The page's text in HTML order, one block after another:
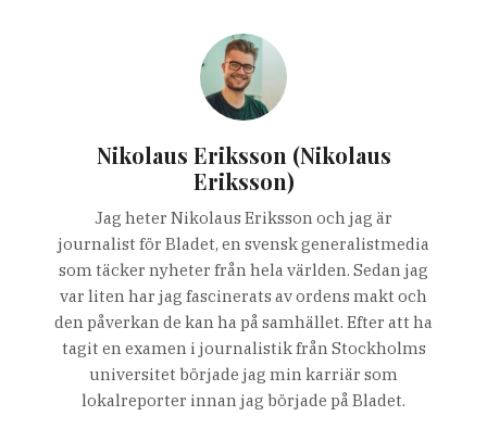
Nikolaus Eriksson (Nikolaus
Eriksson)
Jag heter Nikolaus Eriksson och jag är
journalist för Bladet, en svensk generalistmedia
som täcker nyheter från hela världen. Sedan jag
var liten har jag fascinerats av ordens makt och
den påverkan de kan ha på samhället. Efter att ha
tagit en examen i journalistik från Stockholms
universitet började jag min karriär som
lokalreporter innan jag började på Bladet.